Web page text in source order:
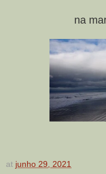
na
at junho 29, 2021